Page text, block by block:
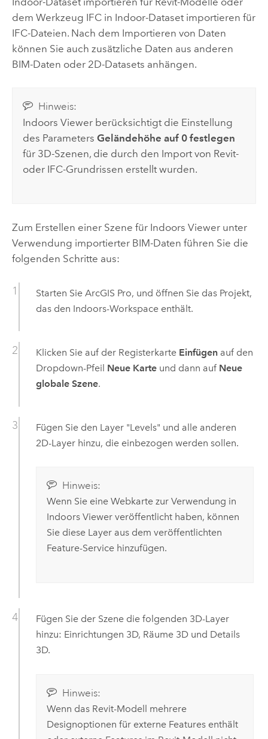
dem Werkzeug IFC in Indoor-Dataset importieren für
IFC-Dateien. Nach dem Importieren von Daten
können Sie auch zusätzliche Daten aus anderen
BIM-Daten oder 2D-Datasets anhängen.
Hinweis:
Indoors Viewer berücksichtigt die Einstellung
des ParametersGeländehöhe auf 0 festlegen
für 3D-Szenen, die durch den Import von Revit-
oder IFC-Grundrissen erstellt wurden.
Zum Erstellen einer Szene für Indoors Viewerunter
Verwendung importierter BIM-Daten führen Sie die
folgenden Schritte aus:
Starten Sie ArcGIS Pro, und öffnen Sie das Projekt,
das den Indoors-Workspace enthält.
Klicken Sie auf der Registerkarte Einfügenauf den
Dropdown-Pfeil Neue Karteund dann auf Neue
globale Szene.
Fügen Sie den Layer "Levels" und alle anderen
2D-Layer hinzu, die einbezogen werden sollen.
Hinweis:
Wenn Sie eine Webkarte zur Verwendung in
Indoors Viewerveröffentlicht haben, können
Sie diese Layer aus dem veröffentlichten
Feature-Service hinzufügen.
Fügen Sie der Szene die folgenden 3D-Layer
hinzu: Einrichtungen 3D, Räume 3D und Details
3D.
Hinweis:
Wenn das Revit-Modell mehrere
Designoptionen für externe Features enthält